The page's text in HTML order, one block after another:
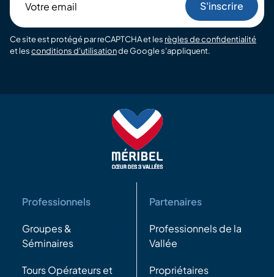
email
Ce site est protégé par reCAPTCHA et les règles de confidentialité
et lesconditions d'utilisationde Google s'appliquent.
Professionnels
Groupes &
Séminaires
Tours Opérateurs et
Partenaires
Professionnels de la
Vallée
Propriétaires